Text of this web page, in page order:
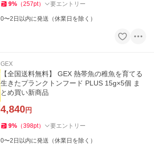
9% （257pt） 要エントリー
0〜2日以内に発送（休業日を除く）
GEX
【全国送料無料】 GEX 熱帯魚の稚魚を育てる
生きたプランクトンフード PLUS 15g×5個 ま
とめ買い新商品
4,840円
9% （398pt） 要エントリー
0〜2日以内に発送（休業日を除く）